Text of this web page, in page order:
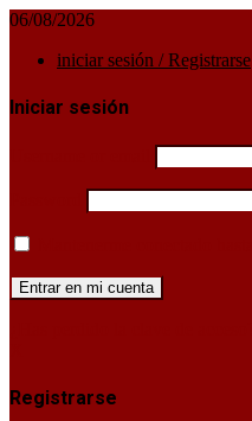
06/08/2026
iniciar sesión / Registrarse
Iniciar sesión
Registrarse